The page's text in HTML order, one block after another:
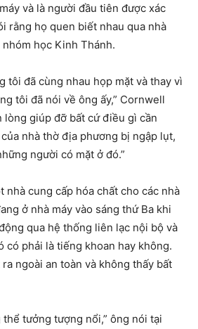
và là người đầu tiên được xác
rằng họ quen biết nhau qua nhà
học Kinh Thánh.
tôi đã cùng nhau họp mặt và thay vì
tôi đã nói về ông ấy,” Cornwell
lòng giúp đỡ bất cứ điều gì cần
nhà thờ địa phương bị ngập lụt,
người có mặt ở đó.”
nhà cung cấp hóa chất cho các nhà
ở nhà máy vào sáng thứ Ba khi
qua hệ thống liên lạc nội bộ và
có phải là tiếng khoan hay không.
ngoài an toàn và không thấy bất
tưởng tượng nổi,” ông nói tại